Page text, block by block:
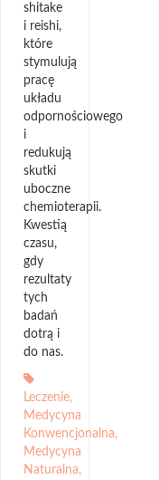
shitake
i reishi,
które
stymulują
pracę
układu
odpornościowego
i
redukują
skutki
uboczne
chemioterapii.
Kwestią
czasu,
gdy
rezultaty
tych
badań
dotrą i
do nas.
Leczenie,
Medycyna
Konwencjonalna,
Medycyna
Naturalna,